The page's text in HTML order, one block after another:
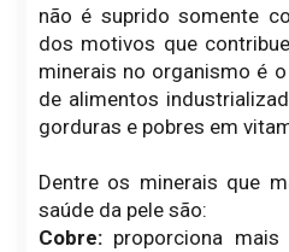
não é suprido somente
dos motivos que
minerais no organismo é
de alimentos
gorduras e pobres em
Dentre os minerais que
saúde da pele são:
Cobre:proporciona mais